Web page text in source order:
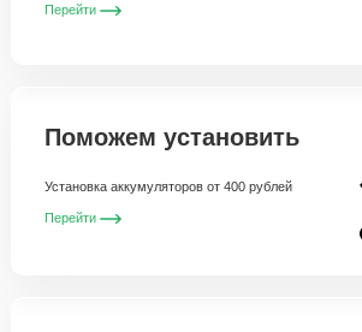
Перейти
Поможем установить
Установка аккумуляторов от 400 рублей
Перейти